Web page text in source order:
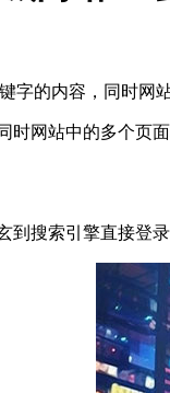
字的内容，同时网
时网站中的多个
搜索引擎直接登